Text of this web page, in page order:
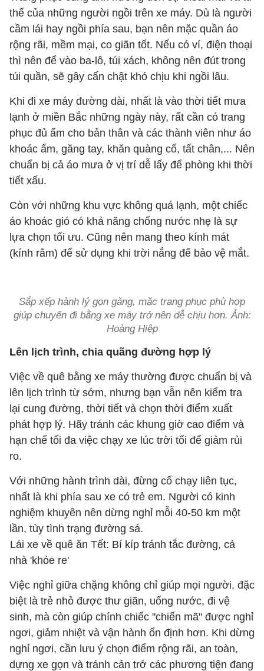
thế của những người ngồi trên xe máy. Dù là người
cầm lái hay ngồi phía sau, bạn nên mặc quần áo
rộng rãi, mềm mại, co giãn tốt. Nếu có ví, điện thoại
thì nên để vào ba-lô, túi xách, không nên đút trong
túi quần, sẽ gây cấn chật khó chịu khi ngồi lâu.
Khi đi xe máy đường dài, nhất là vào thời tiết mưa
lạnh ở miền Bắc những ngày này, rất cần có trang
phục đủ ấm cho bản thân và các thành viên như áo
khoác ấm, găng tay, khăn quàng cổ, tất chân,... Nên
chuẩn bị cả áo mưa ở vị trí dễ lấy để phòng khi thời
tiết xấu.
Còn với những khu vực không quá lạnh, một chiếc
áo khoác gió có khả năng chống nước nhẹ là sự
lựa chọn tối ưu. Cũng nên mang theo kính mát
(kính râm) để sử dụng khi trời nắng để bảo vệ mắt.
Sắp xếp hành lý gọn gàng, mặc trang phục phù hợp
giúp chuyến đi bằng xe máy trở nên dễ chịu hơn. Ảnh:
Hoàng Hiệp
Lên lịch trình, chia quãng đường hợp lý
Việc về quê bằng xe máy thường được chuẩn bị và
lên lịch trình từ sớm, nhưng bạn vẫn nên kiểm tra
lại cung đường, thời tiết và chọn thời điểm xuất
phát hợp lý. Hãy tránh các khung giờ cao điểm và
hạn chế tối đa việc chạy xe lúc trời tối để giảm rủi
ro.
Với những hành trình dài, đừng cố chạy liên tục,
nhất là khi phía sau xe có trẻ em. Người có kinh
nghiệm khuyên nên dừng nghỉ mỗi 40-50 km một
lần, tùy tình trạng đường sá.
Lái xe về quê ăn Tết: Bí kíp tránh tắc đường, cả
nhà 'khỏe re'
Việc nghỉ giữa chặng không chỉ giúp mọi người, đặc
biệt là trẻ nhỏ được thư giãn, uống nước, đi vệ
sinh, mà còn giúp chính chiếc "chiến mã" được nghỉ
ngơi, giảm nhiệt và vận hành ổn định hơn. Khi dừng
nghỉ ngơi, cần lưu ý chọn điểm rộng rãi, an toàn,
dựng xe gọn và tránh cản trở các phương tiện đang